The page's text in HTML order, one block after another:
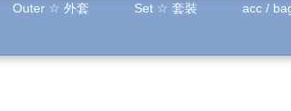
Outer ☆ 外套 Set ☆ 套裝 acc /